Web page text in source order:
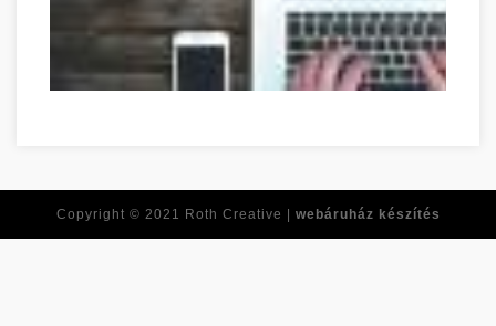
Réponses à toutes vos questions de développement
Copyright © 2021 Roth Creative | webáruház készítés